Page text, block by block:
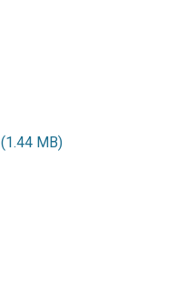
(1.44 MB)